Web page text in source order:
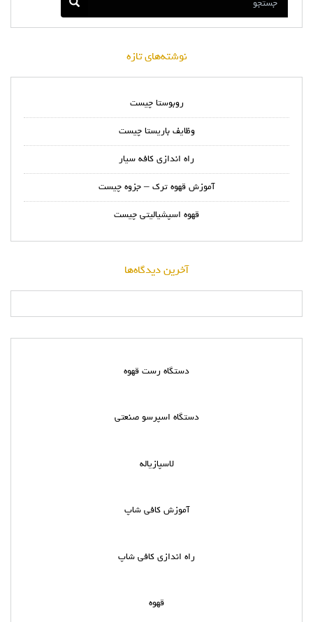
نوشته‌های تازه
روبوستا چیست
وظایف باریستا چیست
راه اندازی کافه سیار
آموزش قهوه ترک – جزوه چیست
قهوه اسپشیالیتی چیست
آخرین دیدگاه‌ها
دستگاه رست قهوه
دستگاه اسپرسو صنعتی
لاسپازیاله
آموزش کافی شاپ
راه اندازی کافی شاپ
قهوه